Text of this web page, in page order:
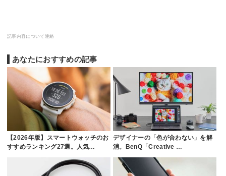
記事内容について連絡
あなたにおすすめの記事
【2026年版】スマートウォッチのお
すすめランキング27選。人気…
デザイナーの「色が合わない」を解
消。BenQ「Creative …